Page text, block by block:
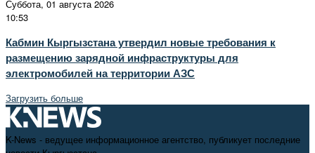
Суббота, 01 августа 2026
10:53
Кабмин Кыргызстана утвердил новые требования к
размещению зарядной инфраструктуры для
электромобилей на территории АЗС
Загрузить больше
K-News - ведущее информационное агентство, публикует последние